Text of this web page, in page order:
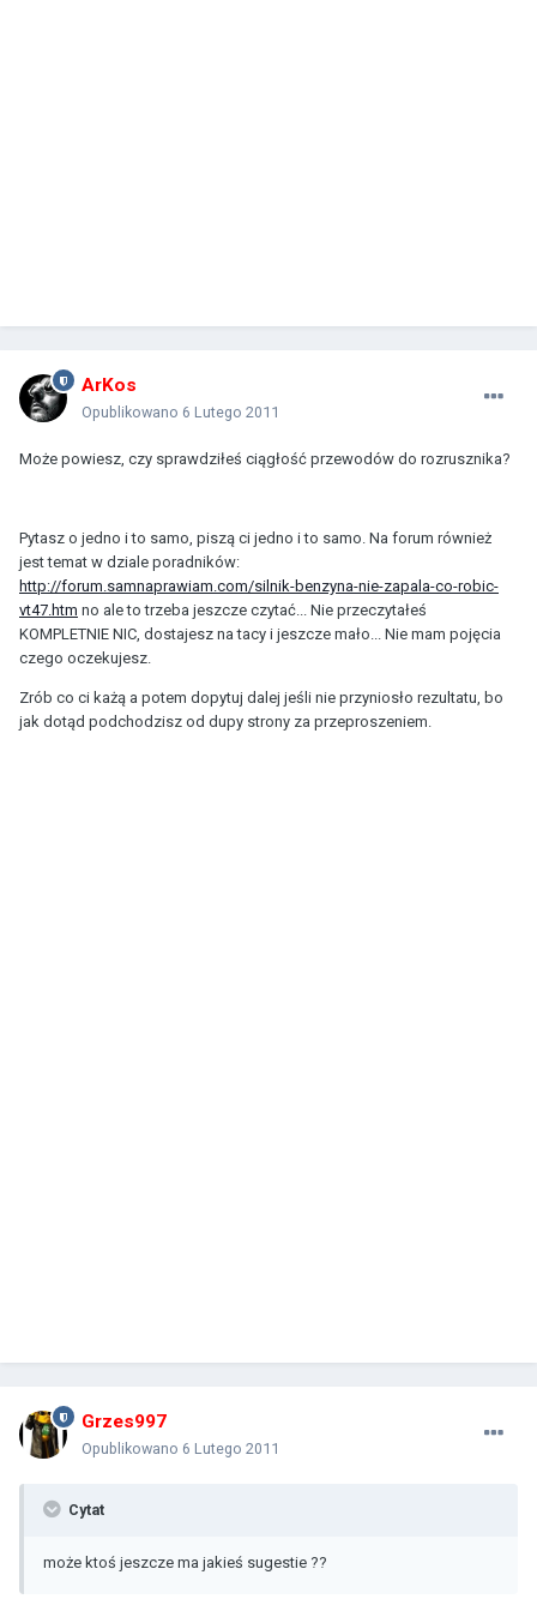
ArKos
Opublikowano 6 Lutego 2011
Może powiesz, czy sprawdziłeś ciągłość przewodów do rozrusznika?
Pytasz o jedno i to samo, piszą ci jedno i to samo. Na forum również
jest temat w dziale poradników:
http://forum.samnaprawiam.com/silnik-benzyna-nie-zapala-co-robic-
vt47.htm no ale to trzeba jeszcze czytać... Nie przeczytałeś
KOMPLETNIE NIC, dostajesz na tacy i jeszcze mało... Nie mam pojęcia
czego oczekujesz.
Zrób co ci każą a potem dopytuj dalej jeśli nie przyniosło rezultatu, bo
jak dotąd podchodzisz od dupy strony za przeproszeniem.
Grzes997
Opublikowano 6 Lutego 2011
Cytat
może ktoś jeszcze ma jakieś sugestie ??